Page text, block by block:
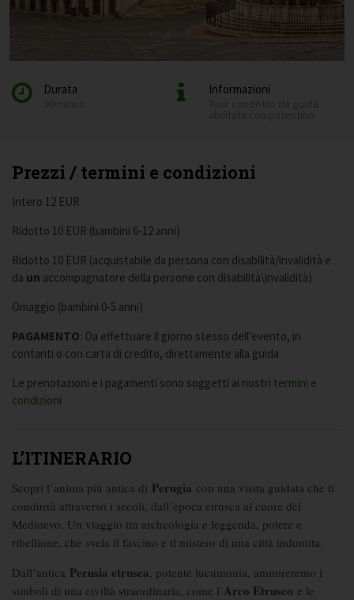
Durata Informazioni
Prezzi / termini e condizioni
Intero 12 EUR
Ridotto 10 EUR (bambini 6-12 anni)
Ridotto 10 EUR (acquistabile da persona con disabilità/invalidità e
da un accompagnatore della persone con disabilità\invalidità)
Omaggio (bambini 0-5 anni)
PAGAMENTO: Da effettuare il giorno stesso dell'evento, in
contanti o con carta di credito, direttamente alla guida
Le prenotazioni e i pagamenti sono soggetti ai nostri termini e
condizioni
L’ITINERARIO
Scopri l’anima più antica di Perugia con una visita guidata che ti
condurrà attraverso i secoli, dall’epoca etrusca al cuore del
Medioevo. Un viaggio tra archeologia e leggenda, potere e
ribellione, che svela il fascino e il mistero di una città indomita.
Dall’antica Perusia etrusca, potente lucumonia, ammireremo i
simboli di una civiltà straordinaria, come l’Arco Etrusco e le